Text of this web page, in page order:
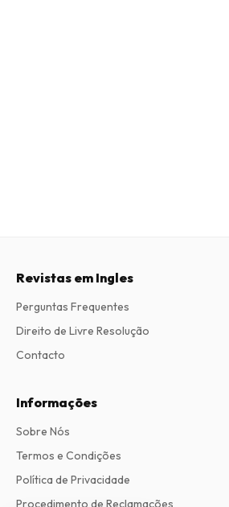
Revistas em Ingles
Perguntas Frequentes
Direito de Livre Resolução
Contacto
Informações
Sobre Nós
Termos e Condições
Política de Privacidade
Procedimento de Reclamações